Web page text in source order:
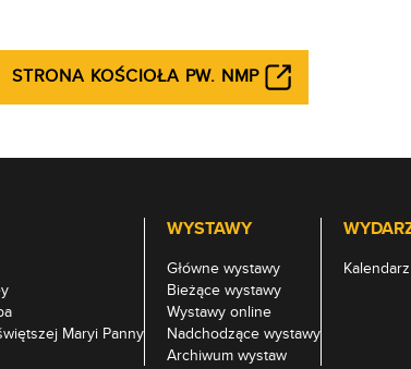
STRONA KOŚCIOŁA PW. NMP
Maryi Panny
WYSTAWY
Główne wystawy
Bieżące wystawy
Wystawy online
Nadchodzące wystawy
Archiwum wystaw
Kalendarz